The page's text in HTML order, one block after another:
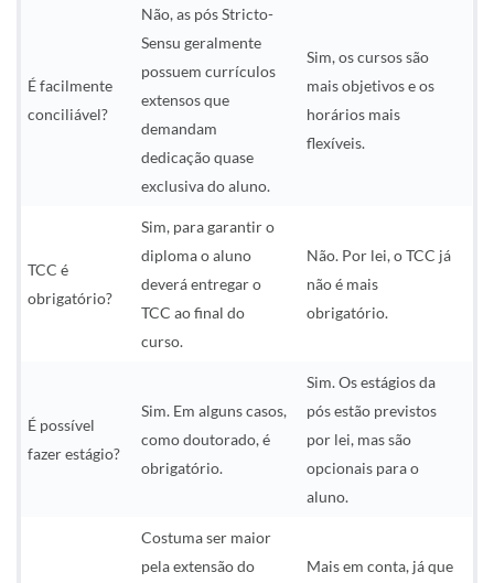
É facilmente
conciliável?
Não, as pós Stricto-
Sensu geralmente
possuem currículos
extensos que
demandam
dedicação quase
exclusiva do aluno.
Sim, os cursos são
mais objetivos e os
horários mais
flexíveis.
TCC é
obrigatório?
Sim, para garantir o
diploma o aluno
deverá entregar o
TCC ao final do
curso.
Não. Por lei, o TCC já
não é mais
obrigatório.
É possível
fazer estágio?
Sim. Em alguns casos,
como doutorado, é
obrigatório.
Sim. Os estágios da
pós estão previstos
por lei, mas são
opcionais para o
aluno.
Costuma ser maior
pela extensão do
Mais em conta, já que